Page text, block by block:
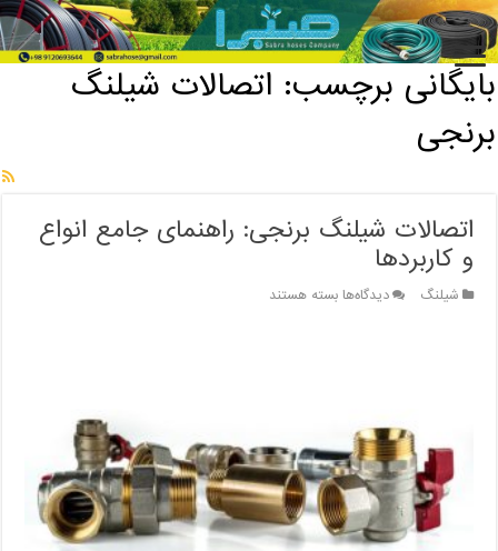
خانه / بایگانی برچسب: اتصالات شیلنگ برنجی
بایگانی برچسب: اتصالات شیلنگ
برنجی
اتصالات شیلنگ برنجی: راهنمای جامع انواع
و کاربردها
شیلنگ دیدگاه‌هابرای
کاربردها
بسته هستند